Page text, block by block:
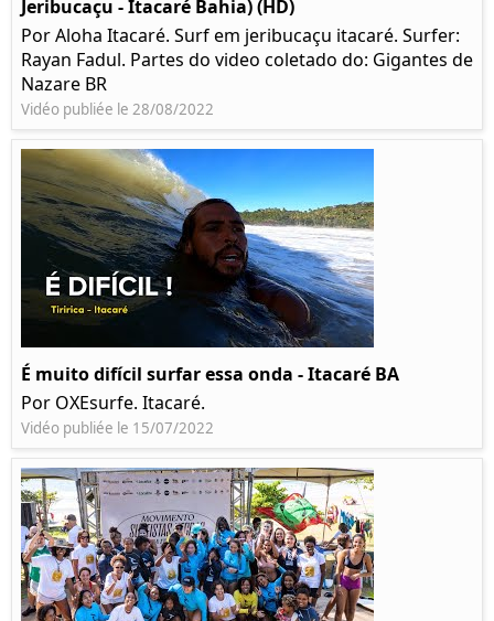
Jeribucaçu - Itacaré Bahia) (HD)
Por Aloha Itacaré. Surf em jeribucaçu itacaré. Surfer:
Rayan Fadul. Partes do video coletado do: Gigantes de
Nazare BR
Vidéo publiée le 28/08/2022
É muito difícil surfar essa onda - Itacaré BA
Por OXEsurfe. Itacaré.
Vidéo publiée le 15/07/2022